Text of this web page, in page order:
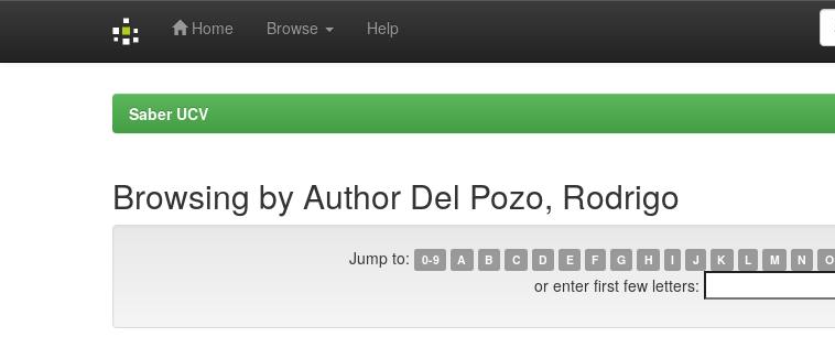
Home Browse Help
Saber UCV
Browsing by Author Del Pozo, Rodrigo
Jump to: 0-9 A B C D E F G H I J K L M N O
or enter first few letters: